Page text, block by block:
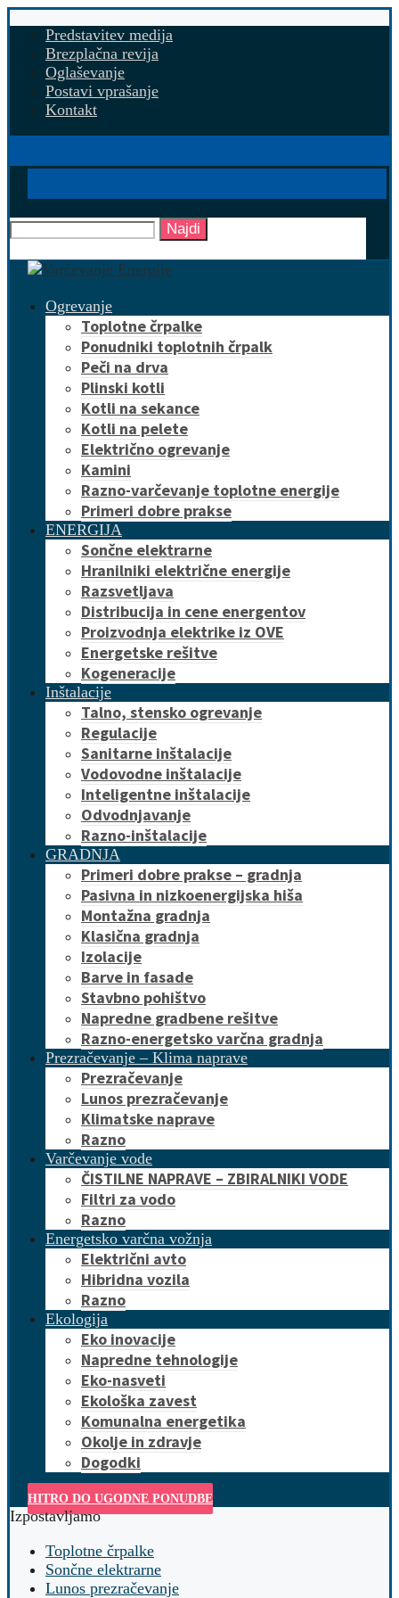
Predstavitev medija
Brezplačna revija
Oglaševanje
Postavi vprašanje
Kontakt
Najdi
Ogrevanje
Toplotne črpalke
Ponudniki toplotnih črpalk
Peči na drva
Plinski kotli
Kotli na sekance
Kotli na pelete
Električno ogrevanje
Kamini
Razno-varčevanje toplotne energije
Primeri dobre prakse
ENERGIJA
Sončne elektrarne
Hranilniki električne energije
Razsvetljava
Distribucija in cene energentov
Proizvodnja elektrike iz OVE
Energetske rešitve
Kogeneracije
Inštalacije
Talno, stensko ogrevanje
Regulacije
Sanitarne inštalacije
Vodovodne inštalacije
Inteligentne inštalacije
Odvodnjavanje
Razno-inštalacije
GRADNJA
Primeri dobre prakse – gradnja
Pasivna in nizkoenergijska hiša
Montažna gradnja
Klasična gradnja
Izolacije
Barve in fasade
Stavbno pohištvo
Napredne gradbene rešitve
Razno-energetsko varčna gradnja
Prezračevanje – Klima naprave
Prezračevanje
Lunos prezračevanje
Klimatske naprave
Razno
Varčevanje vode
ČISTILNE NAPRAVE – ZBIRALNIKI VODE
Filtri za vodo
Razno
Energetsko varčna vožnja
Električni avto
Hibridna vozila
Razno
Ekologija
Eko inovacije
Napredne tehnologije
Eko-nasveti
Ekološka zavest
Komunalna energetika
Okolje in zdravje
Dogodki
HITRO DO UGODNE PONUDBE
Izpostavljamo
Toplotne črpalke
Sončne elektrarne
Lunos prezračevanje